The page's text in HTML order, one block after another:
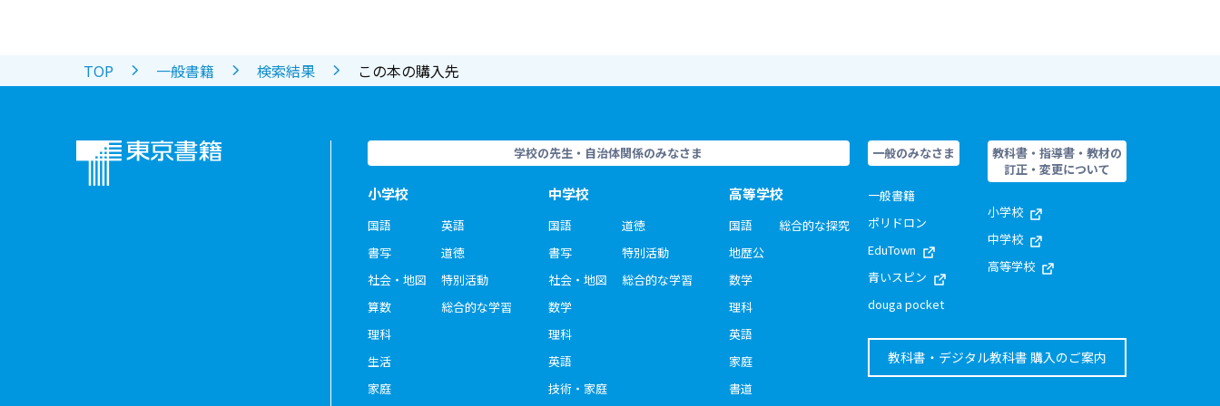
TOP 一般書籍 検索結果 この本の購入先
学校の先生・自治体関係のみなさま
小学校
国語
書写
社会・地図
算数
理科
生活
家庭
英語
道徳
特別活動
総合的な学習
中学校
国語
書写
社会・地図
数学
理科
英語
技術・家庭
道徳
特別活動
総合的な学習
高等学校
国語
地歴公
数学
理科
英語
家庭
書道
総合的な探究
一般のみなさま
一般書籍
ポリドロン
EduTown
青いスピン
douga pocket
教科書・指導書・教材の
訂正・変更について
小学校
中学校
高等学校
教科書・デジタル教科書 購入のご案内